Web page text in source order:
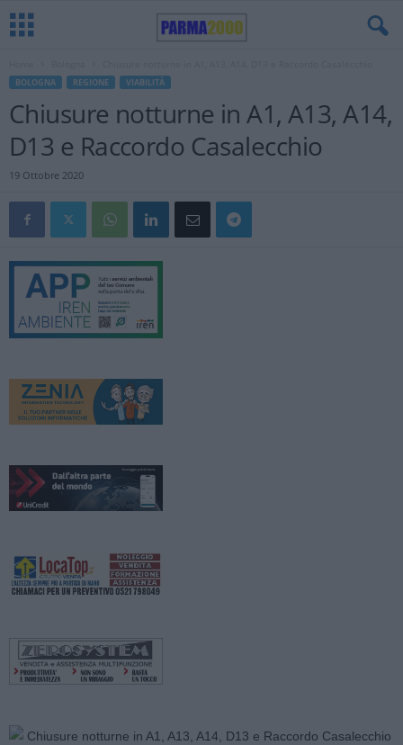
BOLOGNA REGIONE VIABILITÀ
Chiusure notturne in A1, A13, A14,
D13 e Raccordo Casalecchio
19 Ottobre 2020